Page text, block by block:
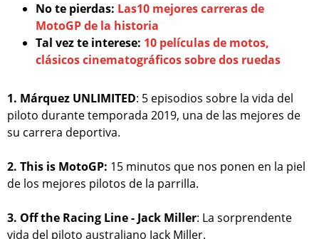
No te pierdas: Las10 mejores carreras de
MotoGP de la historia
Tal vez te interese: 10 películas de motos,
clásicos cinematográficos sobre dos ruedas
1. Márquez UNLIMITED: 5 episodios sobre la vida del
piloto durante temporada 2019, una de las mejores de
su carrera deportiva.
2. This is MotoGP: 15 minutos que nos ponen en la piel
de los mejores pilotos de la parrilla.
3. Off the Racing Line - Jack Miller: La sorprendente
vida del piloto australiano Jack Miller.